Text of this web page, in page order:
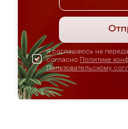
Я соглашаюсь на
согласно Политике
Пользовательскому